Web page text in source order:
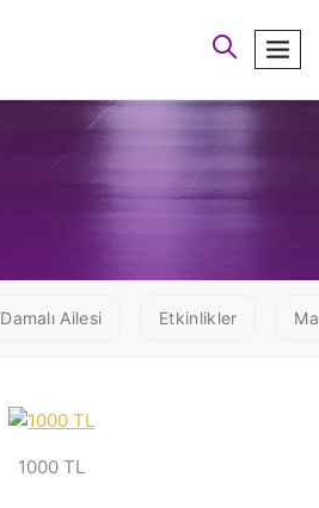
arayın
Damalı Ailesi Etkinlikler
1000 TL